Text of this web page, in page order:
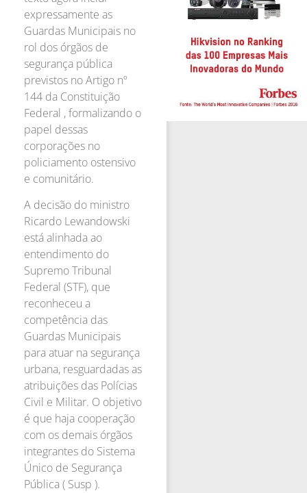
expressamente as
Guardas Municipais no
rol dos órgãos de
segurança pública
previstos no Artigo nº
144 da Constituição
Federal , formalizando o
papel dessas
corporações no
policiamento ostensivo
e comunitário.
A decisão do ministro
Ricardo Lewandowski
está alinhada ao
entendimento do
Supremo Tribunal
Federal (STF), que
reconheceu a
competência das
Guardas Municipais
para atuar na segurança
urbana, resguardadas as
atribuições das Polícias
Civil e Militar. O objetivo
é que haja cooperação
com os demais órgãos
integrantes do Sistema
Único de Segurança
Pública ( Susp ).